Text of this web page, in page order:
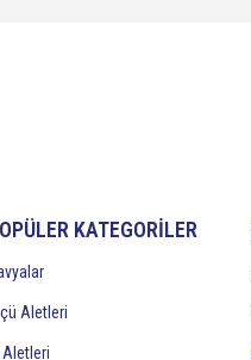
KATEGORİLER
Aletleri
Aletleri